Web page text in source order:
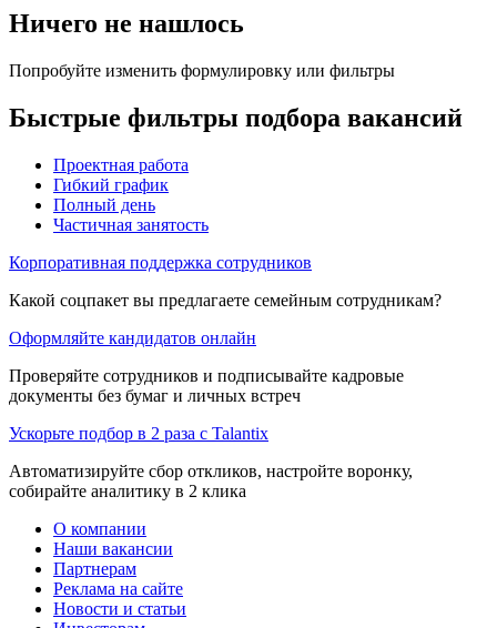
Ничего не нашлось
Попробуйте изменить формулировку или фильтры
Быстрые фильтры подбора вакансий
Проектная работа
Гибкий график
Полный день
Частичная занятость
Корпоративная поддержка сотрудников
Какой соцпакет вы предлагаете семейным сотрудникам?
Оформляйте кандидатов онлайн
Проверяйте сотрудников и подписывайте кадровые
документы без бумаг и личных встреч
Ускорьте подбор в 2 раза с Talantix
Автоматизируйте сбор откликов, настройте воронку,
собирайте аналитику в 2 клика
О компании
Наши вакансии
Партнерам
Реклама на сайте
Новости и статьи